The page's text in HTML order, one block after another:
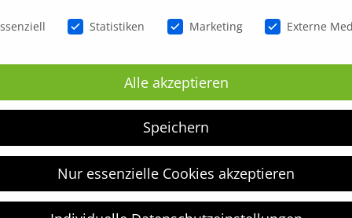
nächsten Kommentar speichern.
Statistiken Marketing Externe
Alle akzeptieren
Speichern
Nur essenzielle Cookies akzeptieren